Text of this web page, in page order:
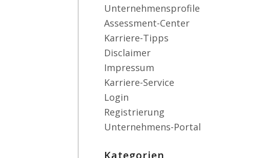
Unternehmensprofile
Assessment-Center
Karriere-Tipps
Disclaimer
Impressum
Karriere-Service
Login
Registrierung
Unternehmens-Portal
Kategorien